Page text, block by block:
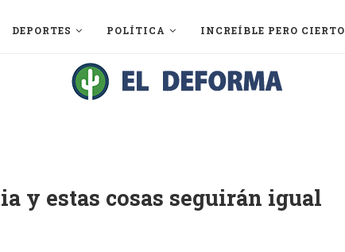
DEPORTES POLÍTICA INCREÍBLE PERO CIERTO
y estas cosas seguirán igual